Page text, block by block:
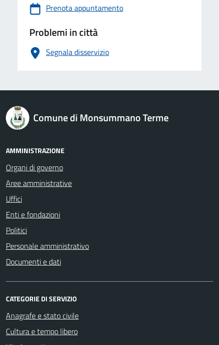
Prenota appuntamento
Problemi in città
Segnala disservizio
logo Unione Europea
Comune di Monsummano Terme
AMMINISTRAZIONE
Organi di governo
Aree amministrative
Uffici
Enti e fondazioni
Politici
Personale amministrativo
Documenti e dati
CATEGORIE DI SERVIZIO
Anagrafe e stato civile
Cultura e tempo libero